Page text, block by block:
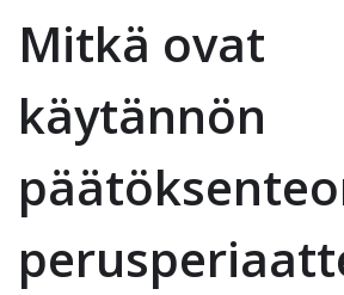
Mitkä ovat
käytännön